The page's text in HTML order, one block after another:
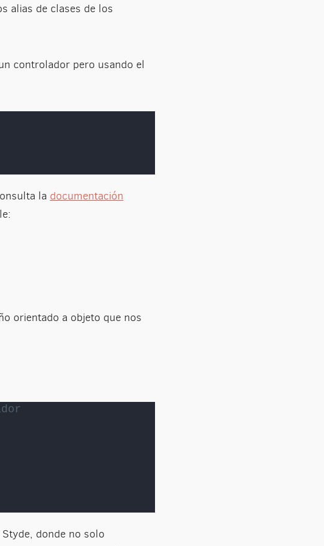
alias de clases de los
controlador pero usando el
la documentación
orientado a objeto que nos
donde no solo